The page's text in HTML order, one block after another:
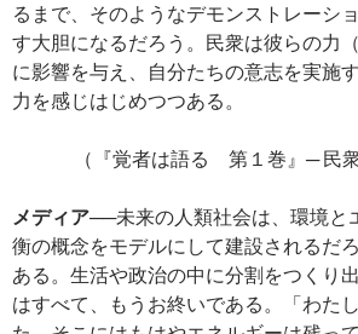
るまで、そのようなデモンストレーシ
す大胆になるだろう。民衆は彼らの力
に影響を与え、自分たちの意志を実施
力を感じはじめつつある。
（『覚者は語る 第１巻』─ 民
メディア──未来の人類社会は、環境と
衡の概念をモデルにして建設されるだ
ある。生活や政治の中に分割をつくり
はすべて、もうお終いである。「わた